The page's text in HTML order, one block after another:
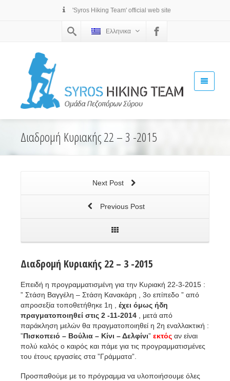
'Syros Hiking Team' official web site
Ελληνικα
Διαδρομή Κυριακής 22 – 3 -2015
Next Post
Previous Post
Διαδρομή Κυριακής 22 – 3 -2015
Επειδή η προγραμματισμένη για την Κυριακή 22-3-2015 :
” Στάση Βαγγέλη – Στάση Κανακάρη , 3ο επίπεδο ” από
απροσεξία τοποθετήθηκε 1η , έχει όμως ήδη
πραγματοποιηθεί στις 2 -11-2014 , μετά από
παράκληση μελών θα πραγματοποιηθεί η 2η εναλλακτική :
”Πισκοπειό – Βούλια – Κίνι – Δελφίνι” εκτός αν είναι
πολύ καλός ο καιρός και πάμε για τις προγραμματισμένες
του έτους εργασίες στα ”Γράμματα”.
Προσπαθούμε με το πρόγραμμα να υλοποιήσουμε όλες